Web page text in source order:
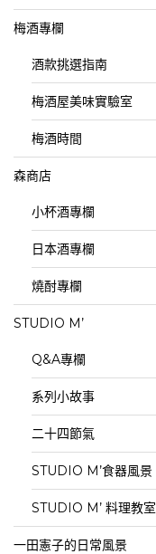
梅酒專欄
酒款挑選指南
梅酒屋美味實驗室
梅酒時間
森商店
小杯酒專欄
日本酒專欄
燒酎專欄
STUDIO M’
Q&A專欄
系列小故事
二十四節氣
STUDIO M’食器風景
STUDIO M’ 料理教室
一田憲子的日常風景